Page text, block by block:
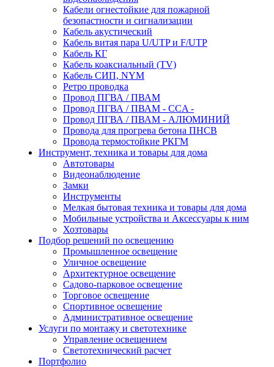
Кабели огнестойкие для пожарной
безопастности и сигнализации
Кабель акустический
Кабель витая пара U/UTP и F/UTP
Кабель КГ
Кабель коаксиальный (TV)
Кабель СИП, NYM
Ретро проводка
Провод ПГВА / ПВАМ
Провод ПГВА / ПВАМ - CCA -
Провод ПГВА / ПВАМ - АЛЮМИНИЙ
Провода для прогрева бетона ПНСВ
Провода термостойкие РКГМ
Инструмент, техника и товары для дома
Автотовары
Видеонаблюдение
Замки
Инструменты
Мелкая бытовая техника и товары для дома
Мобильные устройства и Аксессуары к ним
Хозтовары
Подбор решений по освещению
Промышленное освещение
Уличное освещение
Архитектурное освещение
Садово-парковое освещение
Торговое освещение
Спортивное освещение
Административное освещение
Услуги по монтажу и светотехнике
Управление освещением
Светотехнический расчет
Портфолио